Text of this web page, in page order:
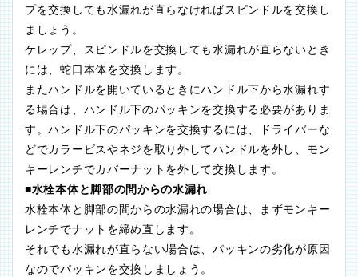
プを交換しても水漏れが直らなければスピンドルを交換し
ましょう。
ケレップ、スピンドルを交換しても水漏れが直らないとき
には、蛇口本体を交換します。
またハンドルを開いているときにハンドル下から水漏れす
る場合は、ハンドル下のパッキンを交換する必要がありま
す。ハンドル下のパッキンを交換するには、ドライバーな
どでカラービスやネジを取り外してハンドルを外し、モン
キーレンチでカバーナットを外して交換します。
■水栓本体と脚部の間からの水漏れ
水栓本体と脚部の間からの水漏れの場合は、まずモンキー
レンチでナットを締め直します。
それでも水漏れが直らない場合は、パッキンの劣化が原因
なのでパッキンを交換しましょう。